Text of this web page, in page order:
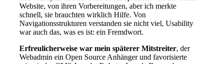
Website, von ihren Vorbereitungen, aber ich merkte
schnell, sie brauchten wirklich Hilfe. Von
Navigationsstrukturen verstanden sie nicht viel, Usability
war auch das, was es ist: ein Fremdwort.
Erfreulicherweise war mein späterer Mitstreiter, der
Webadmin ein Open Source Anhänger und favorisierte